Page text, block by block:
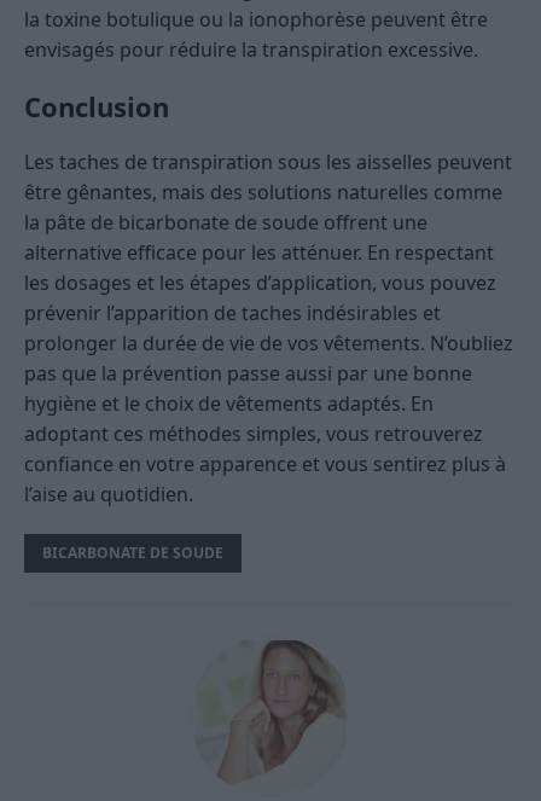
la toxine botulique ou la ionophorèse peuvent être
envisagés pour réduire la transpiration excessive.
Conclusion
Les taches de transpiration sous les aisselles peuvent
être gênantes, mais des solutions naturelles comme
la pâte de bicarbonate de soude offrent une
alternative efficace pour les atténuer. En respectant
les dosages et les étapes d’application, vous pouvez
prévenir l’apparition de taches indésirables et
prolonger la durée de vie de vos vêtements. N’oubliez
pas que la prévention passe aussi par une bonne
hygiène et le choix de vêtements adaptés. En
adoptant ces méthodes simples, vous retrouverez
confiance en votre apparence et vous sentirez plus à
l’aise au quotidien.
BICARBONATE DE SOUDE